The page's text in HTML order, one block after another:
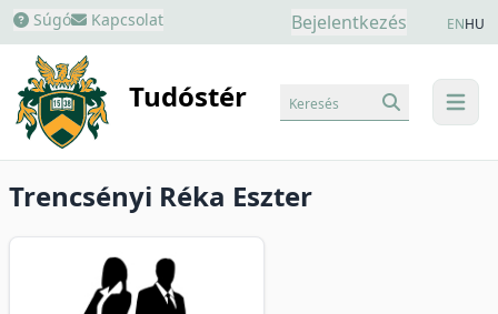
Súgó Kapcsolat Bejelentkezés ENHU
Tudóstér menu
Keresés
Trencsényi Réka Eszter